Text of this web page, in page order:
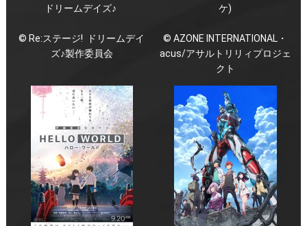
ドリームデイズ♪
© Re:ステージ! ドリームデイ
ズ♪製作委員会
ケ)
© AZONE INTERNATIONAL・
acus/アサルトリリィプロジェ
クト